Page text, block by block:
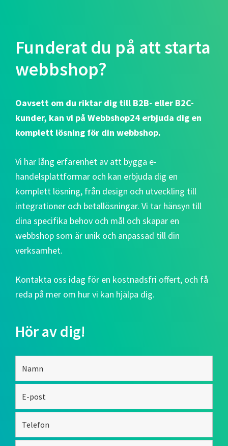
Funderat du på att starta
webbshop?
Oavsett om du riktar dig till B2B- eller B2C-
kunder, kan vi på Webbshop24 erbjuda dig en
komplett lösning för din webbshop.
Vi har lång erfarenhet av att bygga e-
handelsplattformar och kan erbjuda dig en
komplett lösning, från design och utveckling till
integrationer och betallösningar. Vi tar hänsyn till
dina specifika behov och mål och skapar en
webbshop som är unik och anpassad till din
verksamhet.
Kontakta oss idag för en kostnadsfri offert, och få
reda på mer om hur vi kan hjälpa dig.
Hör av dig!